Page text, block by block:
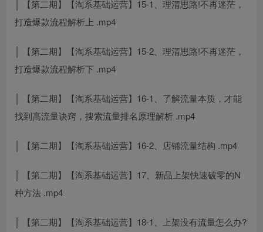
│ 【第二期】【淘系基础运营】15-1、理清思路!不再迷茫，
打造爆款流程解析上 .mp4
│ 【第二期】【淘系基础运营】15-2、理清思路!不再迷茫，
打造爆款流程解析下 .mp4
│ 【第二期】【淘系基础运营】16-1、了解流量本质，才能
找到高流量诀窍，搜索流量排名原理解析 .mp4
│ 【第二期】【淘系基础运营】16-2、店铺流量结构 .mp4
│ 【第二期】【淘系基础运营】17、新品上架快速破零的N
种方法 .mp4
│ 【第二期】【淘系基础运营】18-1、上架没有流量怎么办?